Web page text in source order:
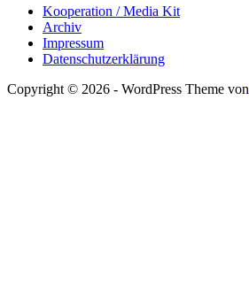
Kooperation / Media Kit
Archiv
Impressum
Datenschutzerklärung
Copyright © 2026 - WordPress Theme von